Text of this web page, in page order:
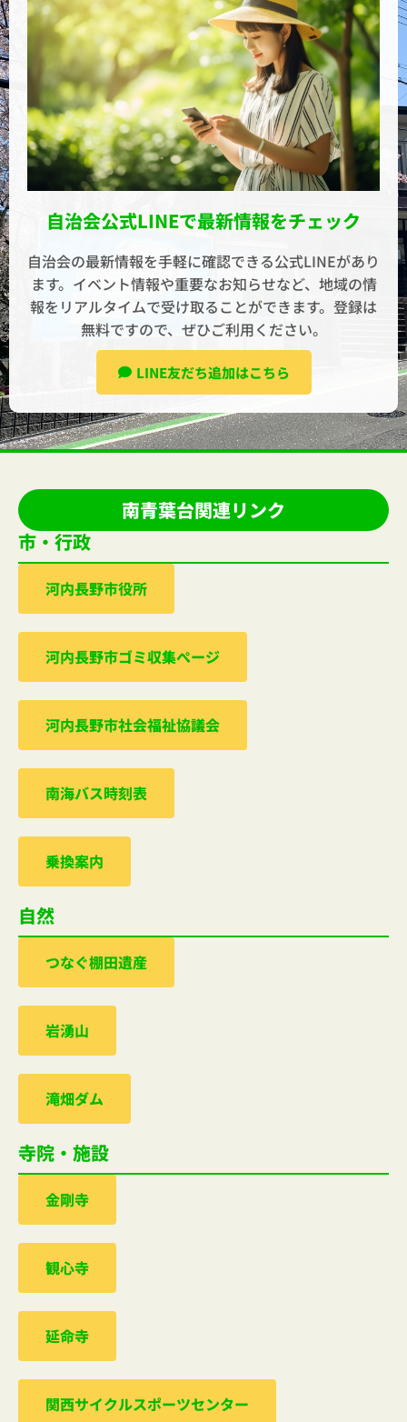
自治会公式LINEで最新情報をチェック
自治会の最新情報を手軽に確認できる公式LINEがあり
ます。イベント情報や重要なお知らせなど、地域の情
報をリアルタイムで受け取ることができます。登録は
無料ですので、ぜひご利用ください。
LINE友だち追加はこちら
南青葉台関連リンク
市・行政
河内⻑野市役所
河内⻑野市ゴミ収集ぺージ
河内⻑野市社会福祉協議会
南海バス時刻表
乗換案内
自然
つなぐ棚田遺産
岩湧山
滝畑ダム
寺院・施設
金剛寺
観心寺
延命寺
関西サイクルスポーツセンター